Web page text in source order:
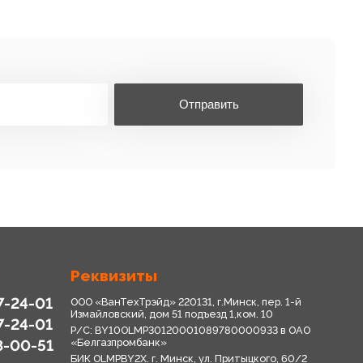
Отправить
24-01
24-01
00-51
Реквизиты
ООО «ВанТехТрэйд» 220131, г.Минск, пер. 1-й
Измайловский, дом 51 подъезд 1,ком. 10
Р/С: BY10OLMP30120001089780000933 в OАО
«Белгазпромбанк»
БИК OLMPBY2X. г. Минск, ул. Притыцкого, 60/2